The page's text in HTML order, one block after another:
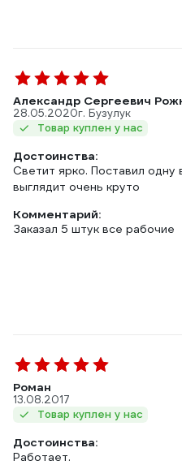
Александр Сергеевич
28.05.2020г. Бузулук
Товар куплен у нас
Достоинства:
Светит ярко. Поставил
выглядит очень круто
Комментарий:
Заказал 5 штук все рабочие
Роман
13.08.2017
Товар куплен у нас
Достоинства:
Работает.